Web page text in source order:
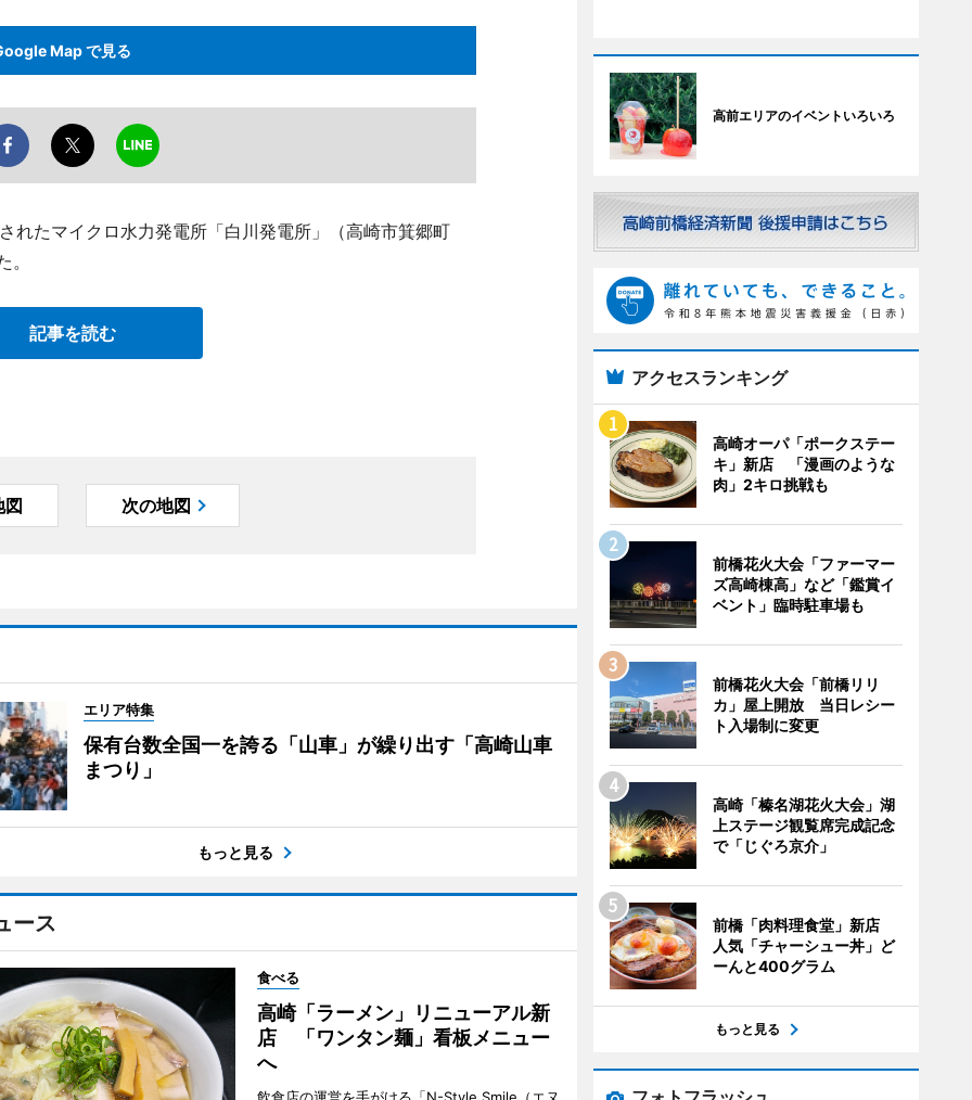
Map で見る
れたマイクロ水力発電所「白川発電所」（高崎市箕郷町
記事を読む
図 次の地図
エリア特集
保有台数全国一を誇る「山車」が繰り出す「高崎山車
まつり」
もっと見る
ース
食べる
高崎「ラーメン」リニューアル新
店 「ワンタン麺」看板メニュー
へ
高前エリアのイベントいろいろ
アクセスランキング
高崎オーパ「ポークステー
キ」新店 「漫画のような
肉」2キロ挑戦も
前橋花火大会「ファーマー
ズ高崎棟高」など「鑑賞イ
ベント」臨時駐車場も
前橋花火大会「前橋リリ
カ」屋上開放 当日レシー
ト入場制に変更
高崎「榛名湖花火大会」湖
上ステージ観覧席完成記念
で「じぐろ京介」
前橋「肉料理食堂」新店
人気「チャーシュー丼」ど
ーんと400グラム
もっと見る